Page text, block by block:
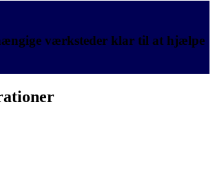
værksteder klar til at hjælpe